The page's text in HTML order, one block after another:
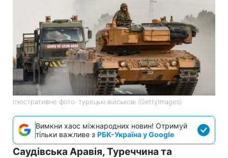
Ілюстративне фото: турецькі військові (GettyImages)
Вимкни хаос міжнародних новин! Отримуй
тільки важливе з РБК-Україна у Google
Саудівська Аравія, Туреччина та